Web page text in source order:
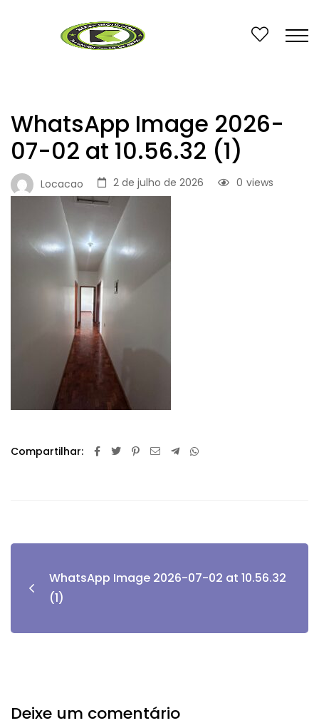
WhatsApp Image 2026-
07-02 at 10.56.32 (1)
Locacao 2 de julho de 2026 views
0
Compartilhar:
WhatsApp Image 2026-07-02 at 10.56.32
(1)
Deixe um comentário